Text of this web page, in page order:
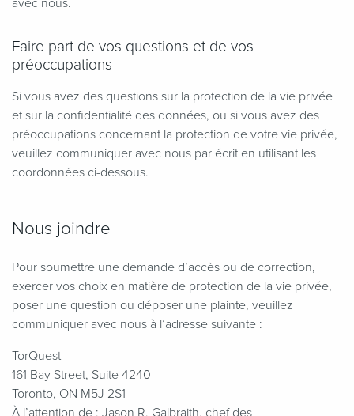
Faire part de vos questions et de vos
préoccupations
Si vous avez des questions sur la protection de la vie privée
et sur la confidentialité des données, ou si vous avez des
préoccupations concernant la protection de votre vie privée,
veuillez communiquer avec nous par écrit en utilisant les
coordonnées ci-dessous.
Nous joindre
Pour soumettre une demande d’accès ou de correction,
exercer vos choix en matière de protection de la vie privée,
poser une question ou déposer une plainte, veuillez
communiquer avec nous à l’adresse suivante :
TorQuest
161 Bay Street, Suite 4240
Toronto, ON M5J 2S1
À l’attention de : Jason R. Galbraith, chef des